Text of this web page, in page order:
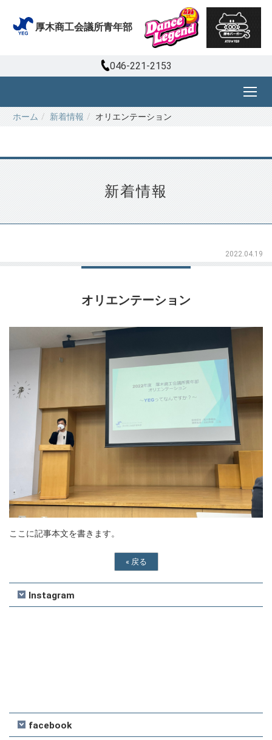
厚木商工会議所青年部
046-221-2153
ホーム 新着情報 オリエンテーション
新着情報
2022.04.19
オリエンテーション
ここに記事本文を書きます。
« 戻る
Instagram
facebook